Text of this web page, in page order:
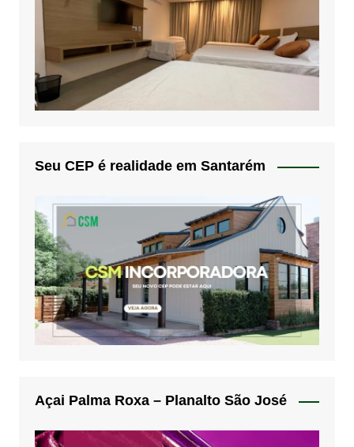
Seu CEP é realidade em Santarém
Açai Palma Roxa – Planalto São José